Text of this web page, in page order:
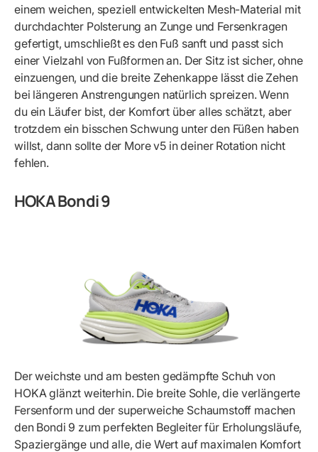
einem weichen, speziell entwickelten Mesh-Material mit
durchdachter Polsterung an Zunge und Fersenkragen
gefertigt, umschließt es den Fuß sanft und passt sich
einer Vielzahl von Fußformen an. Der Sitz ist sicher, ohne
einzuengen, und die breite Zehenkappe lässt die Zehen
bei längeren Anstrengungen natürlich spreizen. Wenn
du ein Läufer bist, der Komfort über alles schätzt, aber
trotzdem ein bisschen Schwung unter den Füßen haben
willst, dann sollte der More v5 in deiner Rotation nicht
fehlen.
HOKA Bondi 9
Der weichste und am besten gedämpfte Schuh von
HOKA glänzt weiterhin. Die breite Sohle, die verlängerte
Fersenform und der superweiche Schaumstoff machen
den Bondi 9 zum perfekten Begleiter für Erholungsläufe,
Spaziergänge und alle, die Wert auf maximalen Komfort